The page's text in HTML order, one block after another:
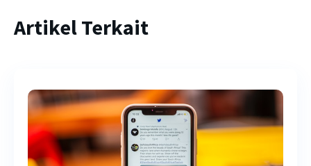
Artikel Terkait